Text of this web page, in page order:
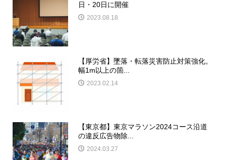
日・20日に開催
2023.08.18
【厚労省】墜落・転落災害防止対策強化。
幅1m以上の箇...
2023.02.14
【東京都】東京マラソン2024コース沿道
の違反広告物除...
2024.03.27